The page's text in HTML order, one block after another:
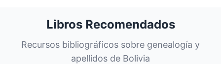
Libros Recomendados
Recursos bibliográficos sobre genealogía y
apellidos de Bolivia